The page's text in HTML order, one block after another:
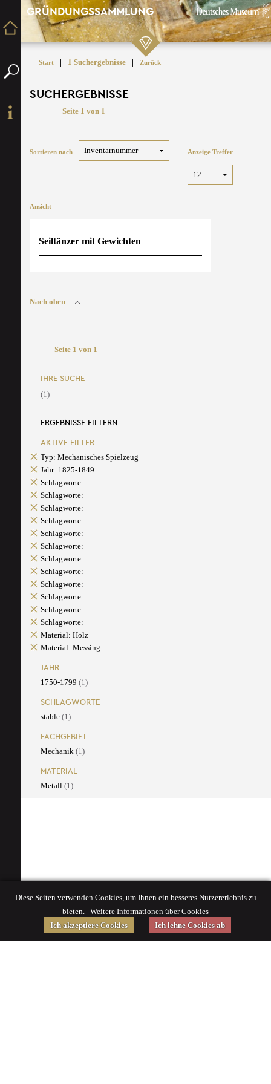
GRÜNDUNGSSAMMLUNG
Start | 1 Suchergebnisse | Zurück
SUCHERGEBNISSE
Seite 1 von 1
Sortieren nach Anzeige Treffer
Ansicht
Seiltänzer mit Gewichten
Nach oben
Seite 1 von 1
IHRE SUCHE
(1)
ERGEBNISSE FILTERN
AKTIVE FILTER
Typ: Mechanisches Spielzeug
Jahr: 1825-1849
Schlagworte:
Schlagworte:
Schlagworte:
Schlagworte:
Schlagworte:
Schlagworte:
Schlagworte:
Schlagworte:
Schlagworte:
Schlagworte:
Schlagworte:
Schlagworte:
Material: Holz
Material: Messing
JAHR
1750-1799 (1)
SCHLAGWORTE
stable (1)
FACHGEBIET
Mechanik (1)
MATERIAL
Metall (1)
Diese Seiten verwenden Cookies, um Ihnen ein besseres Nutzererlebnis zu
bieten. Weitere Informationen über Cookies
Ich akzeptiere Cookies
Ich lehne Cookies ab